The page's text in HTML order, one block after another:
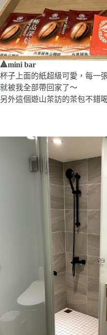
🔺mini bar
杯子上面的紙超級可愛，每一
就被我全部帶回家了～
另外這個遊山茶訪的茶包不錯